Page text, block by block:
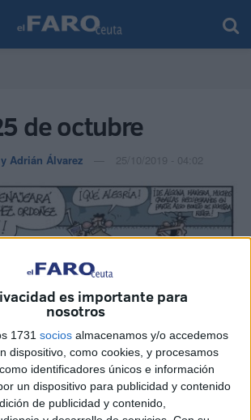
es importante para
nosotros
1731 socios almacenamos y/o accedemos
dispositivo, como cookies, y procesamos
identificadores únicos e información
un dispositivo para publicidad y contenido
de publicidad y contenido,
de octubre
Adrián Álvarez 25/10/2019 - 04:02
recibe a la Patrona con una